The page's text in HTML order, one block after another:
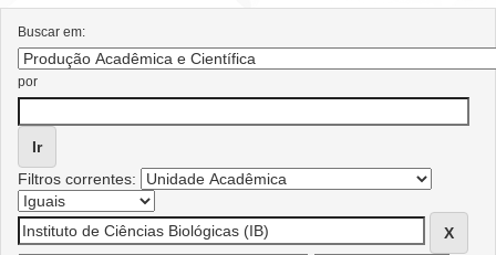
Buscar em:
por
Filtros correntes: